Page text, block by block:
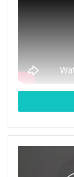
高出力レーザ
を保証するた
±よりも優れて